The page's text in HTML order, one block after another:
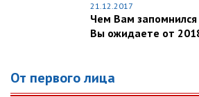
21.12.2017
Чем Вам
Вы ожидаете от
От первого лица